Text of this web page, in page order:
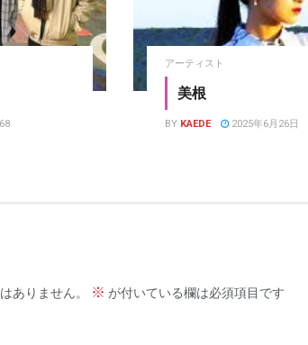
アーティスト
美根
BY KAEDE 2025年6月26日
ありません。 ※ が付いている欄は必須項目です